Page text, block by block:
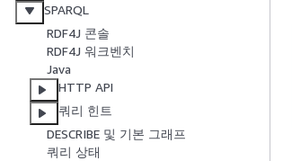
SPARQL
RDF4J 콘솔
RDF4J 워크벤치
Java
HTTP API
쿼리 힌트
DESCRIBE 및 기본 그래프
쿼리 상태